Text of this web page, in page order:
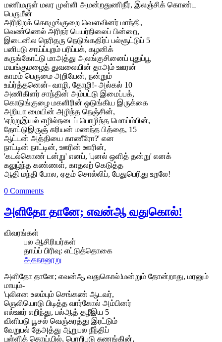
மணிமருள் மலர முள்ளி அமன்றதுணிநீர், இலஞ்சிக் கொண்ட
பெருமீன்
அரிநிறக் கொழுங்குறை வௌவினர் மாந்தி,
வெண்ணெல் அரிநர் பெயர்நிலைப் பின்றை,
இடைனில நெரிதரு நெடுங்கதிர்ப் பல்சூட்டுப் 5
பனிபடு சாய்ப்புறம் பரிப்பக், கழனிக்
கருங்கோட்டு மாஅத்து அலங்குசினைப் புதுப்பூ
மயங்குமழைத் துவலையின் தாஅம் ஊரன்
காமம் பெருமை அறியேன், நன்றும்
உய்ர்த்தனென்- வாழி, தோழி!- அல்கல் 10
அணிகிளர் சாந்தின் அம்பட்டு இமைப்பக்,
கொடுங்குழை மகளிரின் ஒடுங்கிய இருக்கை
அறியா மையின் அழிந்த நெஞ்சின்,
'ஏற்றுஇயல் எழில்நடைப் பொழிந்த மொய்ம்பின்,
தோட்டுஇருஞ் சுரியன் மணந்த பித்தை, 15
ஆட்டன் அத்தியை காணீரோ?' என
நாட்டின் நாட்டின், ஊரின் ஊரின்,
'கடல்கொண் டன்று' எனப், 'புனல் ஒளித் தன்று' எனக்
கலுழ்ந்த கண்ணள், காதலற் கெடுத்த
ஆதி மந்தி போல, ஏதம் சொல்லிப், பேதுபெரிது உறலே!
0 Comments
அளிதோ தானே; எவன்ஆ வதுகொல்!
விவரங்கள்
பல ஆசிரியர்கள்
தாய்ப் பிரிவு: எட்டுத்தொகை
அகநானூறு
அளிதோ தானே; எவன்ஆ வதுகொல்!மன்றும் தோன்றாது, மரனும்
மாயும்-
'புலிஎன உலம்பும் செங்கண் ஆடவர்,
ஞெலியொடு பிடித்த வார்கோல் அம்பினர்
எல்ஊர் எறிந்து, பல்ஆத் தழீஇய 5
விளிபடு பூசல் வெஞ்சுரத்து இரட்டும்
வேறுபல் தேஅத்து ஆறுபல நீந்திப்
புள்ளித் தொய்யில், பொறிபடு சுணங்கின்,